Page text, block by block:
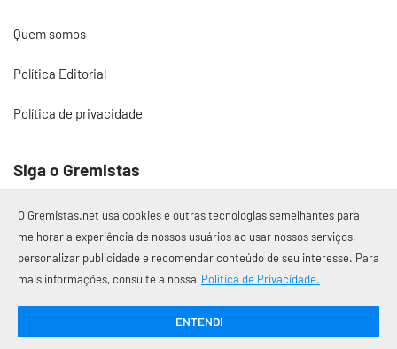
Quem somos
Política Editorial
Política de privacidade
Siga o Gremistas
© 2017 – 2026 Gremistas.net
Gremistas.net — Porto Alegre/RS
O Gremistas.net usa cookies e outras tecnologias semelhantes para
melhorar a experiência de nossos usuários ao usar nossos serviços,
personalizar publicidade e recomendar conteúdo de seu interesse. Para
mais informações, consulte a nossa Política de Privacidade.
ENTENDI